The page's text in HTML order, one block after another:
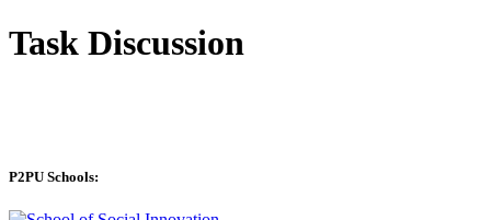
Task Discussion
P2PU Schools: